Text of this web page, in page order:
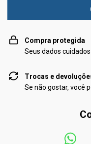
Compra protegida
Seus dados
Trocas e
Se não gostar, você